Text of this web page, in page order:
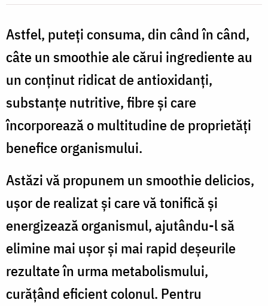
Astfel, puteți consuma, din când în când,
câte un smoothie ale cărui ingrediente au
un conținut ridicat de antioxidanți,
substanțe nutritive, fibre și care
încorporează o multitudine de proprietăți
benefice organismului.
Astăzi vă propunem un smoothie delicios,
ușor de realizat și care vă tonifică și
energizează organismul, ajutându-l să
elimine mai ușor și mai rapid deșeurile
rezultate în urma metabolismului,
curățând eficient colonul. Pentru